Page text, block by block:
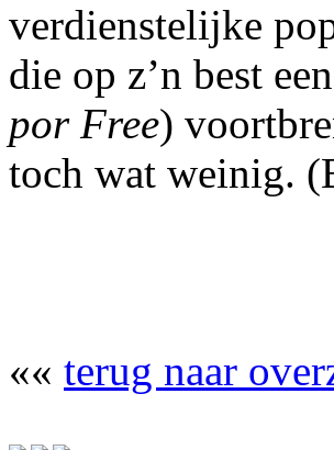
verdienstelijke
die op z’n best
por Free)
toch wat weinig.
«« terug naar